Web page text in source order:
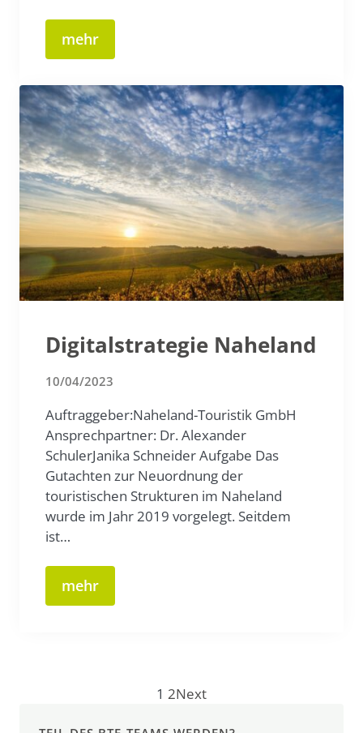
mehr
Digitalstrategie Naheland
10/04/2023
Auftraggeber:Naheland-Touristik GmbH
Ansprechpartner: Dr. Alexander
SchulerJanika Schneider Aufgabe Das
Gutachten zur Neuordnung der
touristischen Strukturen im Naheland
wurde im Jahr 2019 vorgelegt. Seitdem
ist…
mehr
1 2Next